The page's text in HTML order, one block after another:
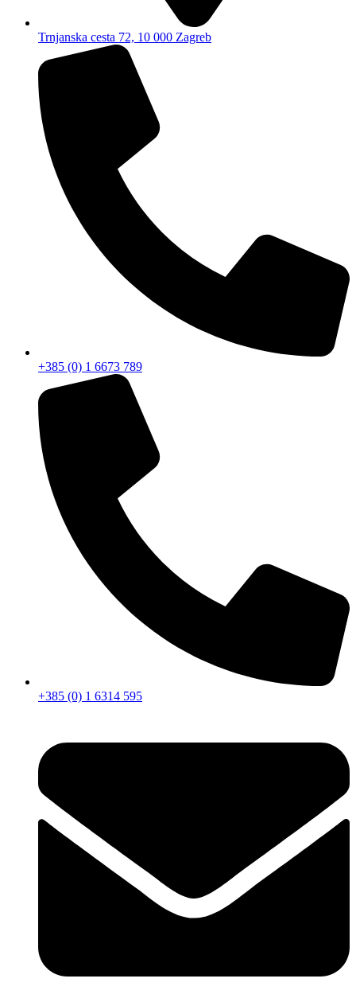
Trnjanska cesta 72, 10 000 Zagreb
+385 (0) 1 6673 789
+385 (0) 1 6314 595